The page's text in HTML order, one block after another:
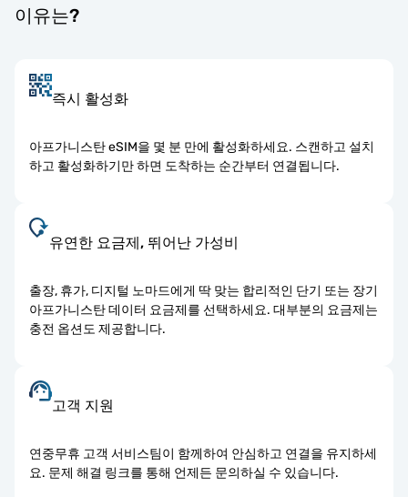
이유는?
즉시 활성화
아프가니스탄 eSIM을 몇 분 만에 활성화하세요. 스캔하고 설치
하고 활성화하기만 하면 도착하는 순간부터 연결됩니다.
유연한 요금제, 뛰어난 가성비
출장, 휴가, 디지털 노마드에게 딱 맞는 합리적인 단기 또는 장기
아프가니스탄 데이터 요금제를 선택하세요. 대부분의 요금제는
충전 옵션도 제공합니다.
고객 지원
연중무휴 고객 서비스팀이 함께하여 안심하고 연결을 유지하세
요. 문제 해결 링크를 통해 언제든 문의하실 수 있습니다.